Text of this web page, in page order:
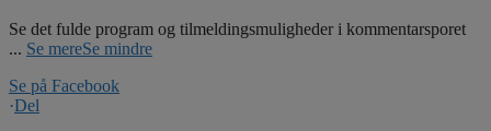
Se det fulde program og tilmeldingsmuligheder i kommentarsporet
... Se mereSe mindre
Se på Facebook
·Del